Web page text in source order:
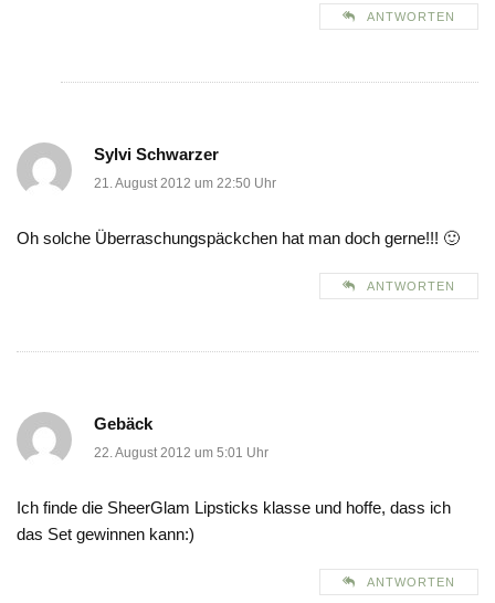
ANTWORTEN
Sylvi Schwarzer
21. August 2012 um 22:50 Uhr
Oh solche Überraschungspäckchen hat man doch gerne!!! 🙂
ANTWORTEN
Gebäck
22. August 2012 um 5:01 Uhr
Ich finde die SheerGlam Lipsticks klasse und hoffe, dass ich
das Set gewinnen kann:)
ANTWORTEN